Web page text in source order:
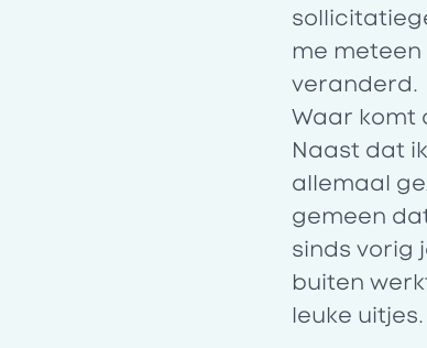
me
veranderd.
Waar komt
Naast dat
allemaal
gemeen
sinds vorig
buiten
leuke